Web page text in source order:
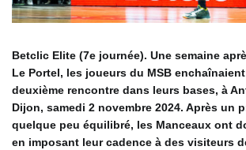
Betclic Elite (7e journée). Une semaine
Le Portel, les joueurs du MSB
deuxième rencontre dans leurs bases, à
Dijon, samedi 2 novembre 2024. Après un
quelque peu équilibré, les Manceaux ont
en imposant leur cadence à des visiteurs